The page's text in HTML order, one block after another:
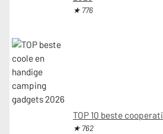
★ 776
TOP 10 beste
★ 762